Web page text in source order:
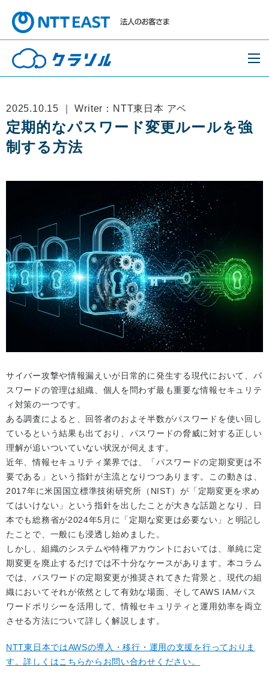
2025.10.15 ｜ Writer：NTT東日本 アベ
定期的なパスワード変更ルールを強
制する方法
サイバー攻撃や情報漏えいが日常的に発生する現代において、パ
スワードの管理は組織、個人を問わず最も重要な情報セキュリテ
ィ対策の一つです。
ある調査によると、回答者のおよそ半数がパスワードを使い回し
ているという結果も出ており、パスワードの脅威に対する正しい
理解が追いついていない状況が伺えます。
近年、情報セキュリティ業界では、「パスワードの定期変更は不
要である」という指針が主流となりつつあります。この動きは、
2017年に米国国立標準技術研究所（NIST）が「定期変更を求め
てはいけない」という指針を出したことが大きな話題となり、日
本でも総務省が2024年5月に「定期な変更は必要ない」と明記し
たことで、一般にも浸透し始めました。
しかし、組織のシステムや特権アカウントにおいては、単純に定
期変更を廃止するだけでは不十分なケースがあります。本コラム
では、パスワードの定期変更が推奨されてきた背景と、現代の組
織においてそれが依然として有効な場面、そしてAWS IAMパス
ワードポリシーを活用して、情報セキュリティと運用効率を両立
させる方法について詳しく解説します。
NTT東日本ではAWSの導入・移行・運用の支援を行っておりま
す。詳しくはこちらからお問い合わせください。